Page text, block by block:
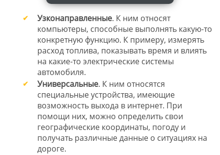
Узконаправленные. К ним относят
компьютеры, способные выполнять какую-то
конкретную функцию. К примеру, измерять
расход топлива, показывать время и влиять
на какие-то электрические системы
автомобиля.
Универсальные. К ним относятся
специальные устройства, имеющие
возможность выхода в интернет. При
помощи них, можно определить свои
географические координаты, погоду и
получать различные данные о ситуациях на
дороге.